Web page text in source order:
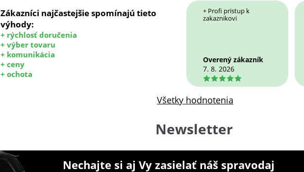
Zákazníci najčastejšie spomínajú tieto
výhody:
+ rýchlosť doručenia
+ výber tovaru
+ komunikácia
+ ceny
+ ochota
+ Profi pristup k
zakaznikovi
Overený zákazník
7. 8. 2026
5
Všetky hodnotenia
Newsletter
Nechajte si aj Vy zasielať náš spravodaj